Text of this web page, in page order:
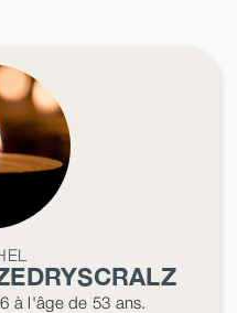
à l'âge de 53 ans.